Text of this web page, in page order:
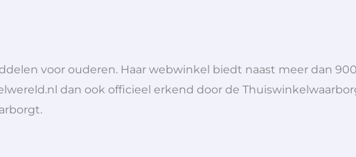
voor ouderen. Haar webwinkel biedt naast meer dan
dan ook officieel erkend door de